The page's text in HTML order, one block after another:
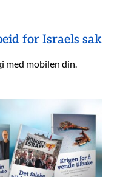
for Israels sak
med mobilen din.